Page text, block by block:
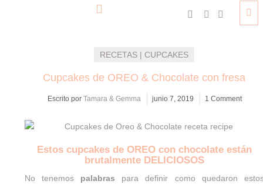
RECETAS | CUPCAKES
Cupcakes de OREO & Chocolate con fresa
Escrito porTamara & Gemma junio 7, 2019 1 Comment
Estos cupcakes de OREO con chocolate están
brutalmente DELICIOSOS
No tenemos palabras para definir como quedaron